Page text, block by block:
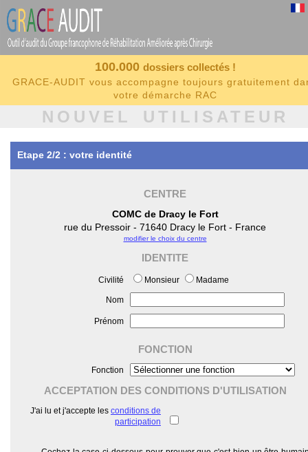
100.000 dossiers collectés !
GRACE-AUDIT vous accompagne toujours gratuitement
votre démarche RAC
NOUVEL UTILISATEUR
Etape 2/2 : votre identité
CENTRE
COMC de Dracy le Fort
rue du Pressoir - 71640 Dracy le Fort - France
modifier le choix du centre
IDENTITE
Civilité Monsieur Madame
Nom
Prénom
FONCTION
Fonction
ACCEPTATION DES CONDITIONS D'UTILISATION
J'ai lu et j'accepte les conditions de
participation